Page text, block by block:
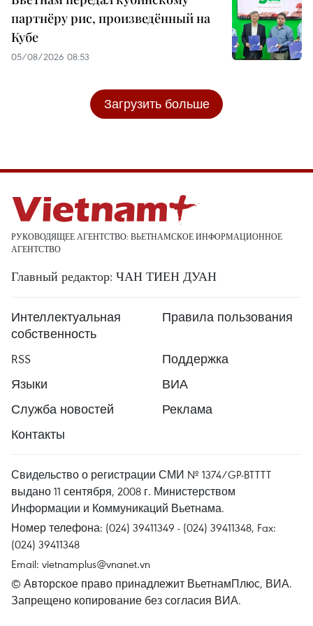
партнёру рис, произведённый на
Кубе
05/08/2026 08:53
Загрузить больше
РУКОВОДЯЩЕЕ АГЕНТСТВО: ВЬЕТНАМСКОЕ ИНФОРМАЦИОННОЕ
АГЕНТСТВО
Главный редактор: ЧАН ТИЕН ДУАН
Интеллектуальная
собственность
Правила пользования
RSS
Поддержка
Языки
ВИА
Служба новостей
Реклама
Контакты
Свидельство о регистрации СМИ № 1374/GP-BTTTT
выдано 11 сентября, 2008 г. Министерством
Информации и Коммуникаций Вьетнама.
Номер телефона: (024) 39411349 - (024) 39411348, Fax:
(024) 39411348
Email: vietnamplus@vnanet.vn
© Авторское право принадлежит ВьетнамПлюс, ВИА.
Запрещено копирование без согласия ВИА.